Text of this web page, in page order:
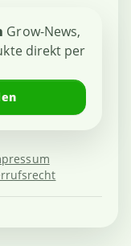
Grow-News,
direkt per